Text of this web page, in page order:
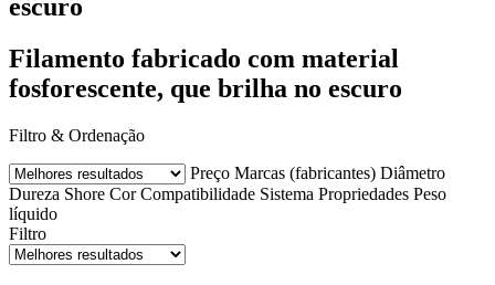
escuro
Filamento fabricado com material
fosforescente, que brilha no escuro
Filtro & Ordenação
Preço Marcas (fabricantes) Diâmetro
Dureza Shore Cor Compatibilidade Sistema Propriedades Peso
líquido
Filtro